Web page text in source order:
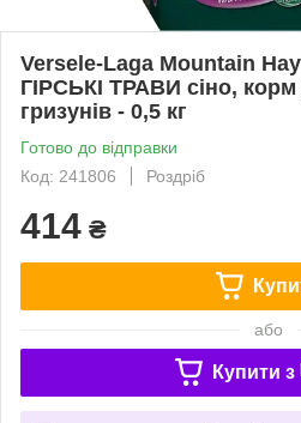
Versele-Laga Mountain
ГІРСЬКІ ТРАВИ сіно, корм
гризунів - 0,5 кг
Готово до відправки
Код: 241806
Роздріб
414 ₴
або
Купити з